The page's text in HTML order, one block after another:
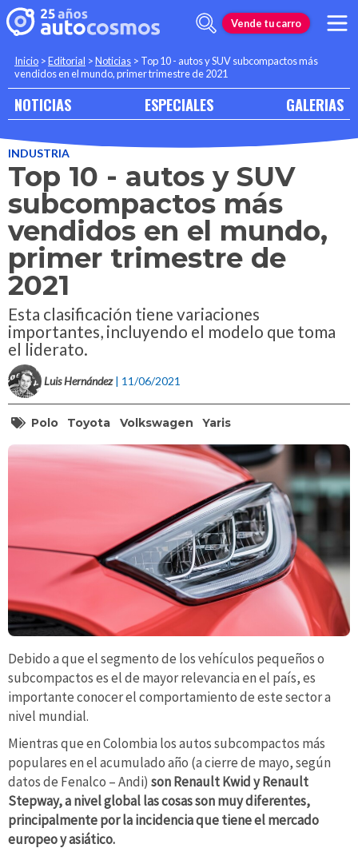
Vende tu carro
Inicio >Editorial >Noticias > Top 10 - autos y SUV subcompactos más
vendidos en el mundo, primer trimestre de 2021
NOTICIAS ESPECIALES GALERIAS
INDUSTRIA
Top 10 - autos y SUV
subcompactos más
vendidos en el mundo,
primer trimestre de
2021
Esta clasificación tiene variaciones
importantes, incluyendo el modelo que toma
el liderato.
Luis Hernández | 11/06/2021
Polo Toyota Volkswagen Yaris
Debido a que el segmento de los vehículos pequeños o
subcompactos es el de mayor relevancia en el país, es
importante conocer el comportamiento de este sector a
nivel mundial.
Mientras que en Colombia los autos subcompactos más
populares en el acumulado año (a cierre de mayo, según
datos de Fenalco – Andi) son Renault Kwid y Renault
Stepway, a nivel global las cosas son muy diferentes,
principalmente por la incidencia que tiene el mercado
europeo y asiático.